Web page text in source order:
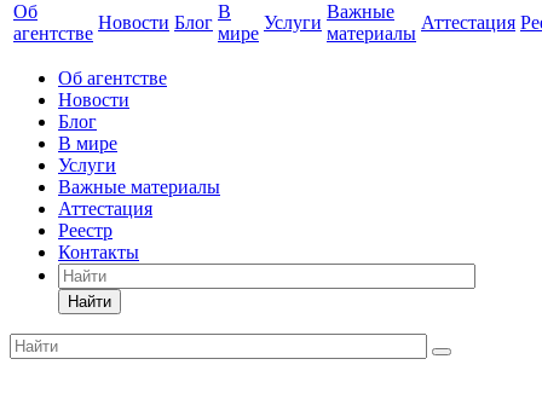
Об
агентстве
Новости Блог
В
мире
Услуги
Важные
материалы
Аттестация
Об агентстве
Новости
Блог
В мире
Услуги
Важные материалы
Аттестация
Реестр
Контакты
Найти